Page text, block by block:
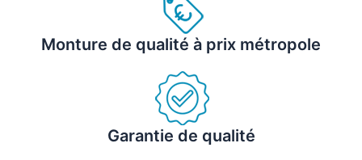
Monture de qualité à prix métropole
Garantie de qualité